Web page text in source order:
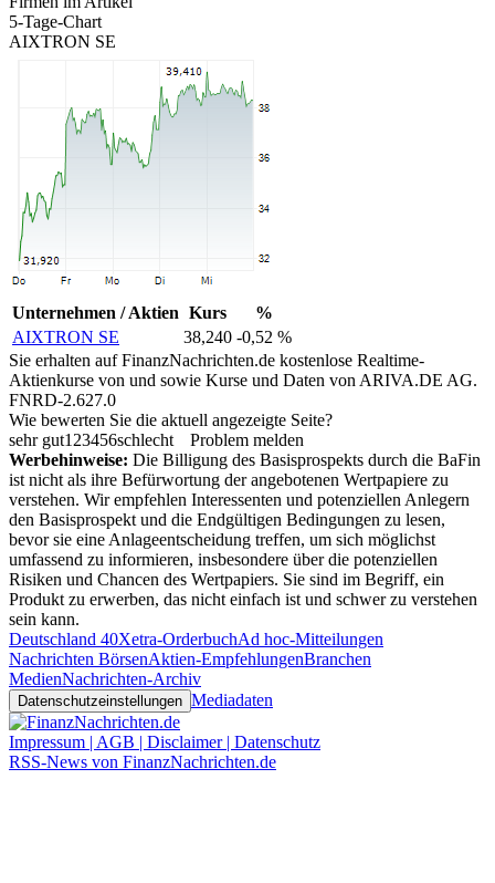
5-Tage-Chart
AIXTRON SE
Unternehmen / Aktien Kurs
%
AIXTRON SE
38,240 -0,52 %
Sie erhalten auf FinanzNachrichten.de kostenlose Realtime-
Aktienkurse von und sowie Kurse und Daten von ARIVA.DE AG.
FNRD-2.627.0
Wie bewerten Sie die aktuell angezeigte Seite?
sehr gut1 23456schlecht
Problem melden
Werbehinweise: Die Billigung des Basisprospekts durch die BaFin
ist nicht als ihre Befürwortung der angebotenen Wertpapiere zu
verstehen. Wir empfehlen Interessenten und potenziellen Anlegern
den Basisprospekt und die Endgültigen Bedingungen zu lesen,
bevor sie eine Anlageentscheidung treffen, um sich möglichst
umfassend zu informieren, insbesondere über die potenziellen
Risiken und Chancen des Wertpapiers. Sie sind im Begriff, ein
Produkt zu erwerben, das nicht einfach ist und schwer zu verstehen
sein kann.
Deutschland 40Xetra-OrderbuchAd hoc-Mitteilungen
Nachrichten BörsenAktien-EmpfehlungenBranchen
MedienNachrichten-Archiv
Datenschutzeinstellungen Mediadaten
Impressum | AGB | Disclaimer | Datenschutz
RSS-News von FinanzNachrichten.de